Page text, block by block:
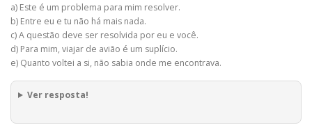
a) Este é um problema para mim resolver.
b) Entre eu e tu não há mais nada.
c) A questão deve ser resolvida por eu e você.
d) Para mim, viajar de avião é um suplício.
e) Quanto voltei a si, não sabia onde me encontrava.
Ver resposta!